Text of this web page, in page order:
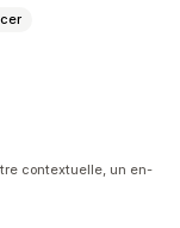
contextuelle, un en-